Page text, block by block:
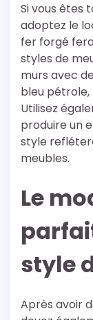
Si vous êtes
adoptez le
fer forgé
styles de
murs avec
bleu pétrole,
Utilisez
produire un
style
meubles.
Le
style
Après avoir